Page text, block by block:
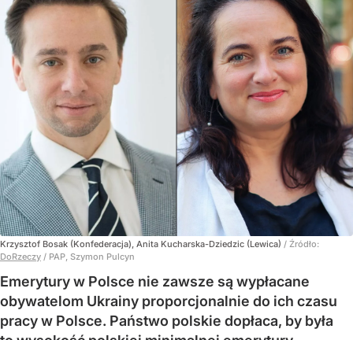
Krzysztof Bosak (Konfederacja), Anita Kucharska-Dziedzic (Lewica) / Źródło:
DoRzeczy / PAP, Szymon Pulcyn
Emerytury w Polsce nie zawsze są wypłacane
obywatelom Ukrainy proporcjonalnie do ich czasu
pracy w Polsce. Państwo polskie dopłaca, by była